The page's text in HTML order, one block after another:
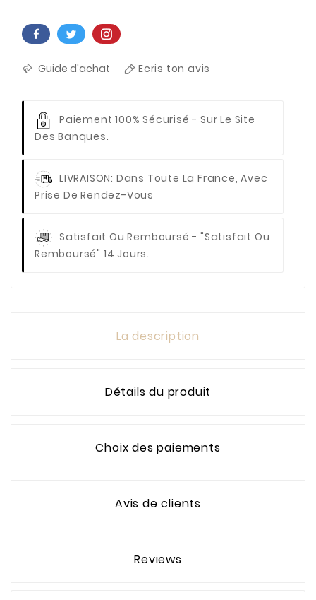
Guide d'achat Ecris ton avis
Paiement 100% Sécurisé - Sur Le Site
Des Banques.
LIVRAISON: Dans Toute La France, Avec
Prise De Rendez-Vous
Satisfait Ou Remboursé- "Satisfait Ou
Remboursé" 14 Jours.
La description
Détails du produit
Choix des paiements
Avis de clients
Reviews